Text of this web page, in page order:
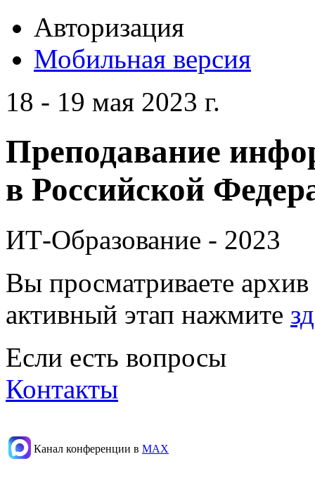
Авторизация
Мобильная версия
18 - 19 мая 2023 г.
Преподавание
в Российской
ИТ-Образование - 2023
Вы просматриваете
активный этап нажмите
Если есть вопросы
Контакты
Канал конференции в МАХ